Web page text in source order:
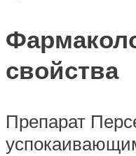
свойства
Препарат